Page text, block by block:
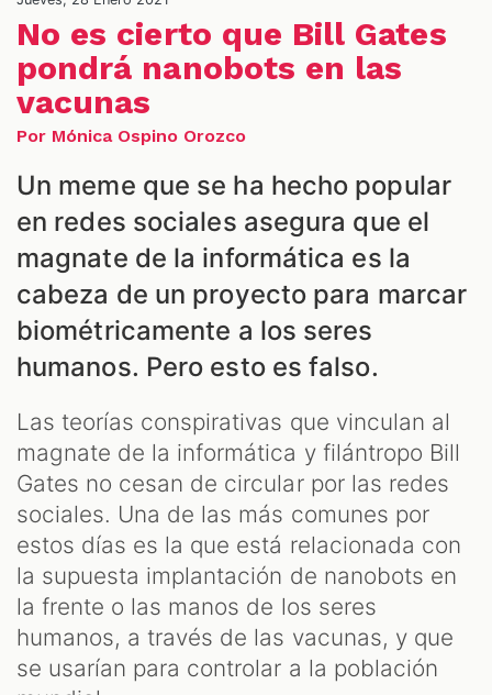
No es cierto que Bill Gates
pondrá nanobots en las
vacunas
Por Mónica Ospino Orozco
Un meme que se ha hecho popular
en redes sociales asegura que el
magnate de la informática es la
cabeza de un proyecto para marcar
biométricamente a los seres
humanos. Pero esto es falso.
Las teorías conspirativas que vinculan al
magnate de la informática y filántropo Bill
Gates no cesan de circular por las redes
sociales. Una de las más comunes por
estos días es la que está relacionada con
la supuesta implantación de nanobots en
la frente o las manos de los seres
humanos, a través de las vacunas, y que
se usarían para controlar a la población